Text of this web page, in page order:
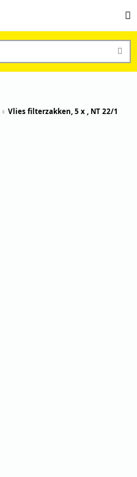
Vlies filterzakken, 5 x , NT 22/1